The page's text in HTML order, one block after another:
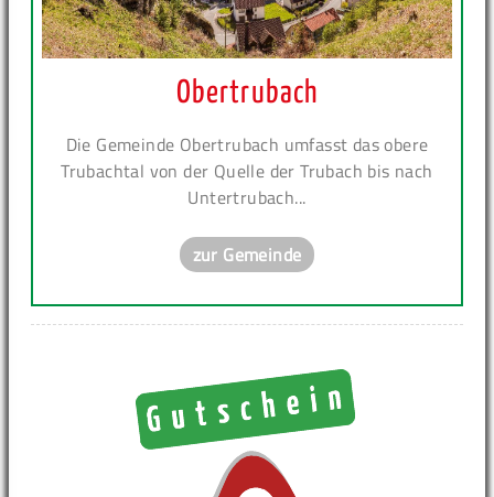
Obertrubach
Die Gemeinde Obertrubach umfasst das obere
Trubachtal von der Quelle der Trubach bis nach
Untertrubach...
zur Gemeinde